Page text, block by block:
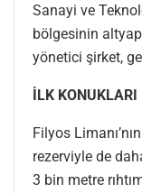
Sanayi ve
bölgesinin
yönetici şirket,
İLK KONUKLARI
Filyos
rezerviyle de
3 bin metre